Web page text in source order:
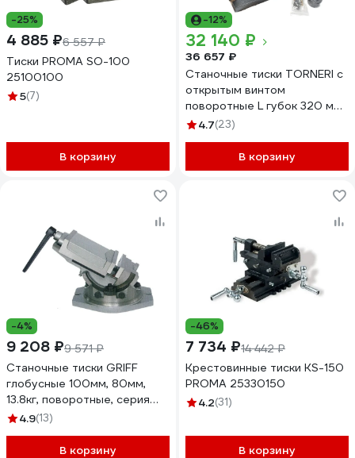
-25%
4 885 ₽6 557 ₽
Тиски PROMA SO-100
25100100
5(7)
В корзину
-12%
32 140 ₽
36 657 ₽
Станочные тиски TORNERI с
открытым винтом
поворотные L губок 320 мм,
серия QB320 045771
4.7(23)
В корзину
-4%
9 208 ₽9 571 ₽
Станочные тиски GRIFF
глобусные 100мм, 80мм,
13.8кг, поворотные, серия
QHK b241601
4.9(13)
В корзину
-46%
7 734 ₽14 442 ₽
Крестовинные тиски KS-150
PROMA 25330150
4.2(31)
В корзину